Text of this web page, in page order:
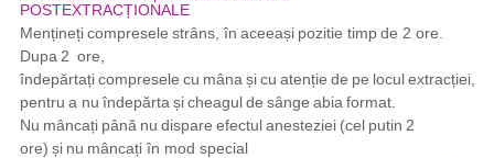
POSTEXTRACȚIONALE
Mențineți compresele strâns, în aceeași pozitie timp de 2 ore.
Dupa 2 ore,
îndepărtați compresele cu mâna și cu atenție de pe locul extracției,
pentru a nu îndepărta și cheagul de sânge abia format.
Nu mâncați până nu dispare efectul anesteziei (cel putin 2
ore) și nu mâncați în mod special